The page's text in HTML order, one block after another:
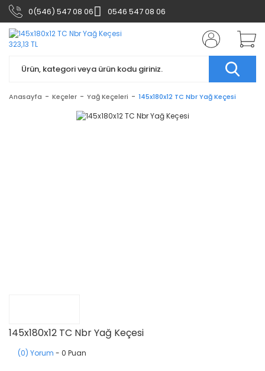
0(546) 547 08 06 0546 547 08 06
Anasayfa Keçeler Yağ Keçeleri 145x180x12 TC Nbr Yağ Keçesi
145x180x12 TC Nbr Yağ Keçesi
(0) Yorum - 0 Puan